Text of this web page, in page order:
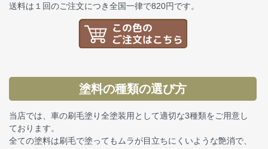
送料は１回のご注文につき全国一律で820円です。
塗料の種類の選び方
当店では、車の刷毛塗り全塗装用として適切な3種類をご用意し
ております。
全ての塗料は刷毛で塗ってもムラが目立ちにくいような艶消で、